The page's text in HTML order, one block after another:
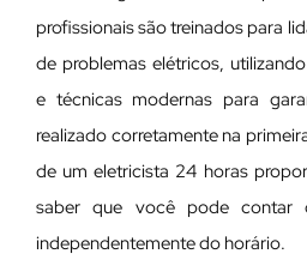
profissionais são treinados para
de problemas elétricos,
e técnicas modernas para
realizado corretamente na
de um eletricista 24 horas
saber que você pode contar
independentemente do horário.